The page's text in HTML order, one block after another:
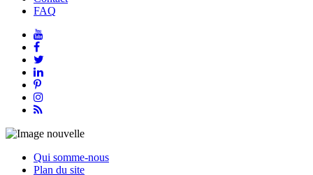
FAQ
Qui somme-nous
Plan du site